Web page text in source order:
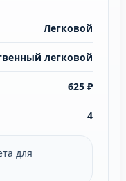
Легковой
легковой
625 ₽
4
для